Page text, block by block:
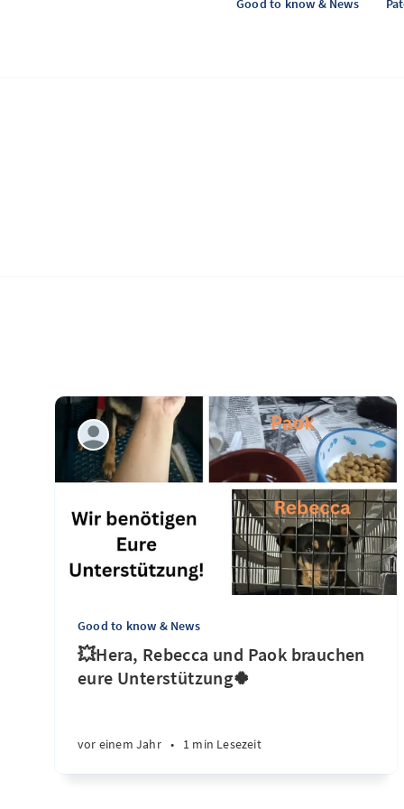
Good to know & News
Good to know & News
💥Hera, Rebecca und Paok brauchen
eure Unterstützung🍀
vor einem Jahr • 1 min Lesezeit